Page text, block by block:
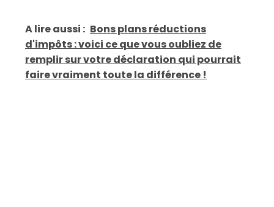
A lire aussi : Bons plans réductions
d'impôts : voici ce que vous oubliez de
remplir sur votre déclaration qui pourrait
faire vraiment toute la différence !